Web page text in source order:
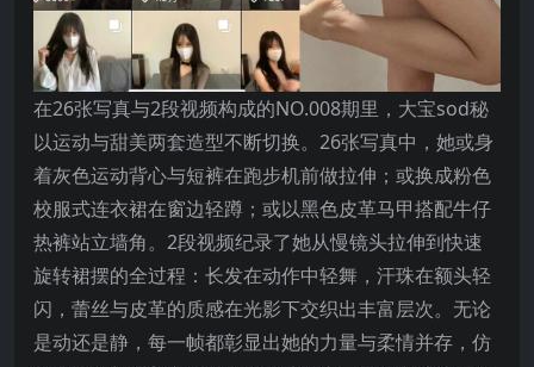
在26张写真与2段视频构成的NO.008期里，大宝sod秘
以运动与甜美两套造型不断切换。26张写真中，她或身
着灰色运动背心与短裤在跑步机前做拉伸；或换成粉色
校服式连衣裙在窗边轻蹲；或以黑色皮革马甲搭配牛仔
热裤站立墙角。2段视频纪录了她从慢镜头拉伸到快速
旋转裙摆的全过程：长发在动作中轻舞，汗珠在额头轻
闪，蕾丝与皮革的质感在光影下交织出丰富层次。无论
是动还是静，每一帧都彰显出她的力量与柔情并存，仿